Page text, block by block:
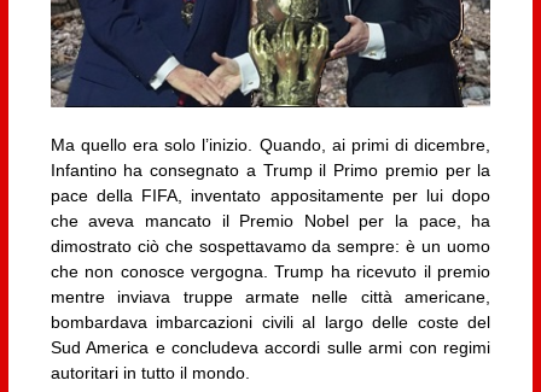
Ma quello era solo l’inizio. Quando, ai primi di dicembre,
Infantino ha consegnato a Trump il Primo premio per la
pace della FIFA, inventato appositamente per lui dopo
che aveva mancato il Premio Nobel per la pace, ha
dimostrato ciò che sospettavamo da sempre: è un uomo
che non conosce vergogna. Trump ha ricevuto il premio
mentre inviava truppe armate nelle città americane,
bombardava imbarcazioni civili al largo delle coste del
Sud America e concludeva accordi sulle armi con regimi
autoritari in tutto il mondo.